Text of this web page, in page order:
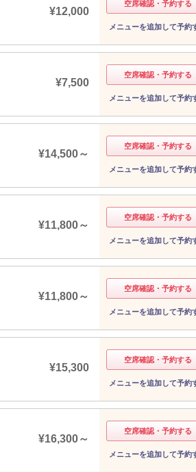
¥12,000
空席確認・予約する
メニューを追加して予約
¥7,500
空席確認・予約する
メニューを追加して予約
¥14,500～
空席確認・予約する
メニューを追加して予約
¥11,800～
空席確認・予約する
メニューを追加して予約
¥11,800～
空席確認・予約する
メニューを追加して予約
¥15,300
空席確認・予約する
メニューを追加して予約
¥16,300～
空席確認・予約する
メニューを追加して予約